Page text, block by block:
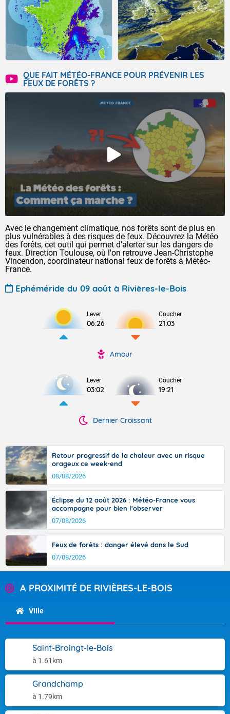
QUE FAIT MÉTÉO-FRANCE POUR PRÉVENIR LES
FEUX DE FORÊTS ?
Avec le changement climatique, nos forêts sont de plus en
plus vulnérables à des risques de feux. Découvrez la Météo
des forêts, cet outil qui permet d'alerter sur les dangers de
feux. Direction Toulouse, où l'on retrouve Jean-Christophe
Vincendon, coordinateur national feux de forêts à Météo-
France.
Ephéméride du 09 août à Rivières-le-Bois
Lever
06:26
Coucher
21:03
Amour
Lever
03:02
Coucher
19:21
Dernier Croissant
Retour progressif de la chaleur avec un risque
orageux ce week-end
08/08/2026
Éclipse du 12 août 2026 : Météo-France vous
accompagne pour bien l'observer
07/08/2026
Feux de forêts : danger élevé dans le Sud
07/08/2026
A PROXIMITÉ DE RIVIÈRES-LE-BOIS
Ville
Saint-Broingt-le-Bois
à 1.61km
Grandchamp
à 1.79km